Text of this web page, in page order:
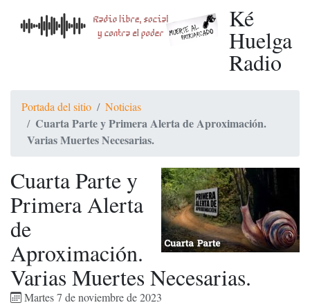
Ké
Huelga
Radio
Portada del sitio Noticias
Cuarta Parte y Primera Alerta de Aproximación.
Varias Muertes Necesarias.
Cuarta Parte y
Primera Alerta
de
Aproximación.
Varias Muertes Necesarias.
Martes 7 de noviembre de 2023